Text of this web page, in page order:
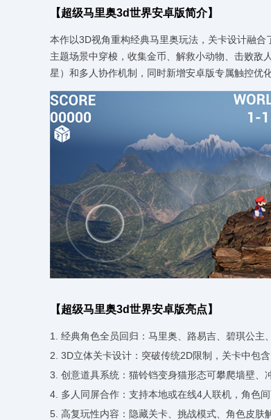
【超级马里奥3d世界安卓版简介】
本作以3D视角重构经典马里奥玩法，关卡设计融
主题场景中穿梭，收集金币、解救小动物、击败敌
星）和多人协作机制，同时新增安卓版专属触控优
【超级马里奥3d世界安卓版亮点】
1. 经典角色全员回归：马里奥、路易吉、碧琪公主
2. 3D立体关卡设计：突破传统2D限制，关卡中包
3. 创意道具系统：猫铃铛变身猫形态可攀爬墙壁、
4. 多人同屏合作：支持本地或在线4人联机，角色
5. 高复玩性内容：隐藏关卡、挑战模式、角色皮肤